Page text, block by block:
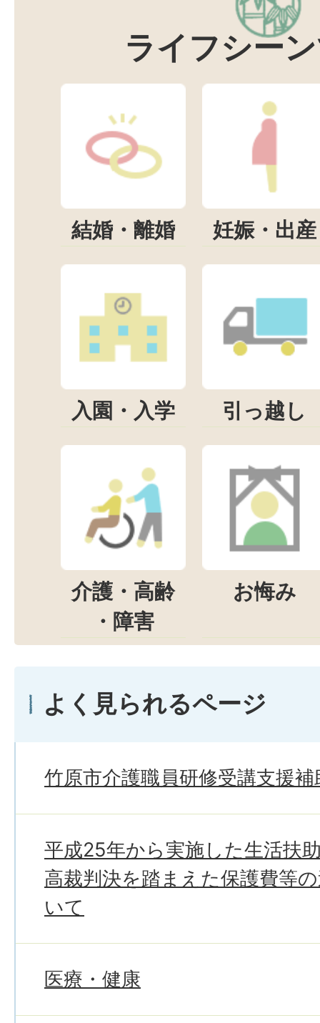
ライフシー
結婚・離婚 妊娠・出産
入園・入学 引っ越し
介護・高齢
・障害
お悔み
よく見られるページ
竹原市介護職員研修受講支援
平成25年から実施した生活扶
高裁判決を踏まえた保護費等
いて
医療・健康